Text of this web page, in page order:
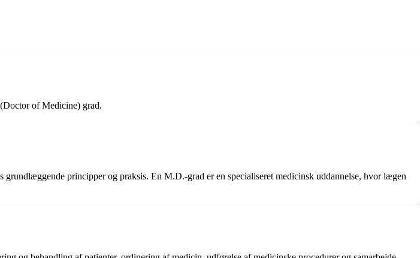
of Medicine) grad.
principper og praksis. En M.D.-grad er en specialiseret medicinsk uddannelse, hvor lægen